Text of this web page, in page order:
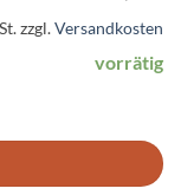
zzgl.Versandkosten
vorrätig
Party Menge